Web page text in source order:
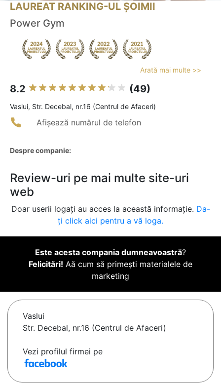
LAUREAT RANKING-UL ȘOIMII
Power Gym
Arată mai multe >>
8.2 (49)
Vaslui, Str. Decebal, nr.16 (Centrul de Afaceri)
Afișează numărul de telefon
Despre companie:
Review-uri pe mai multe site-uri
web
Doar userii logați au acces la această informație. Da-
ți click aici pentru a vă loga.
Este acesta compania dumneavoastră?
Felicitări! Aă cum să primești materialele de
marketing
Vaslui
Str. Decebal, nr.16 (Centrul de Afaceri)
Vezi profilul firmei pe